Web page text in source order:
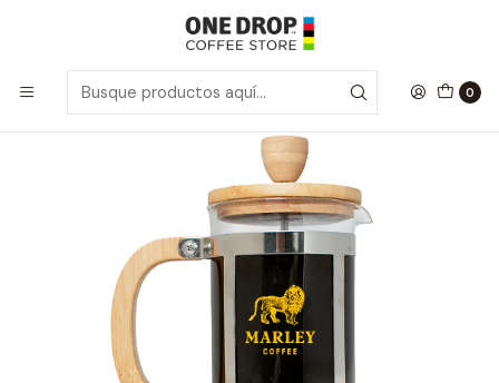
0
Marley Coffee Prensa Francesa 600ml